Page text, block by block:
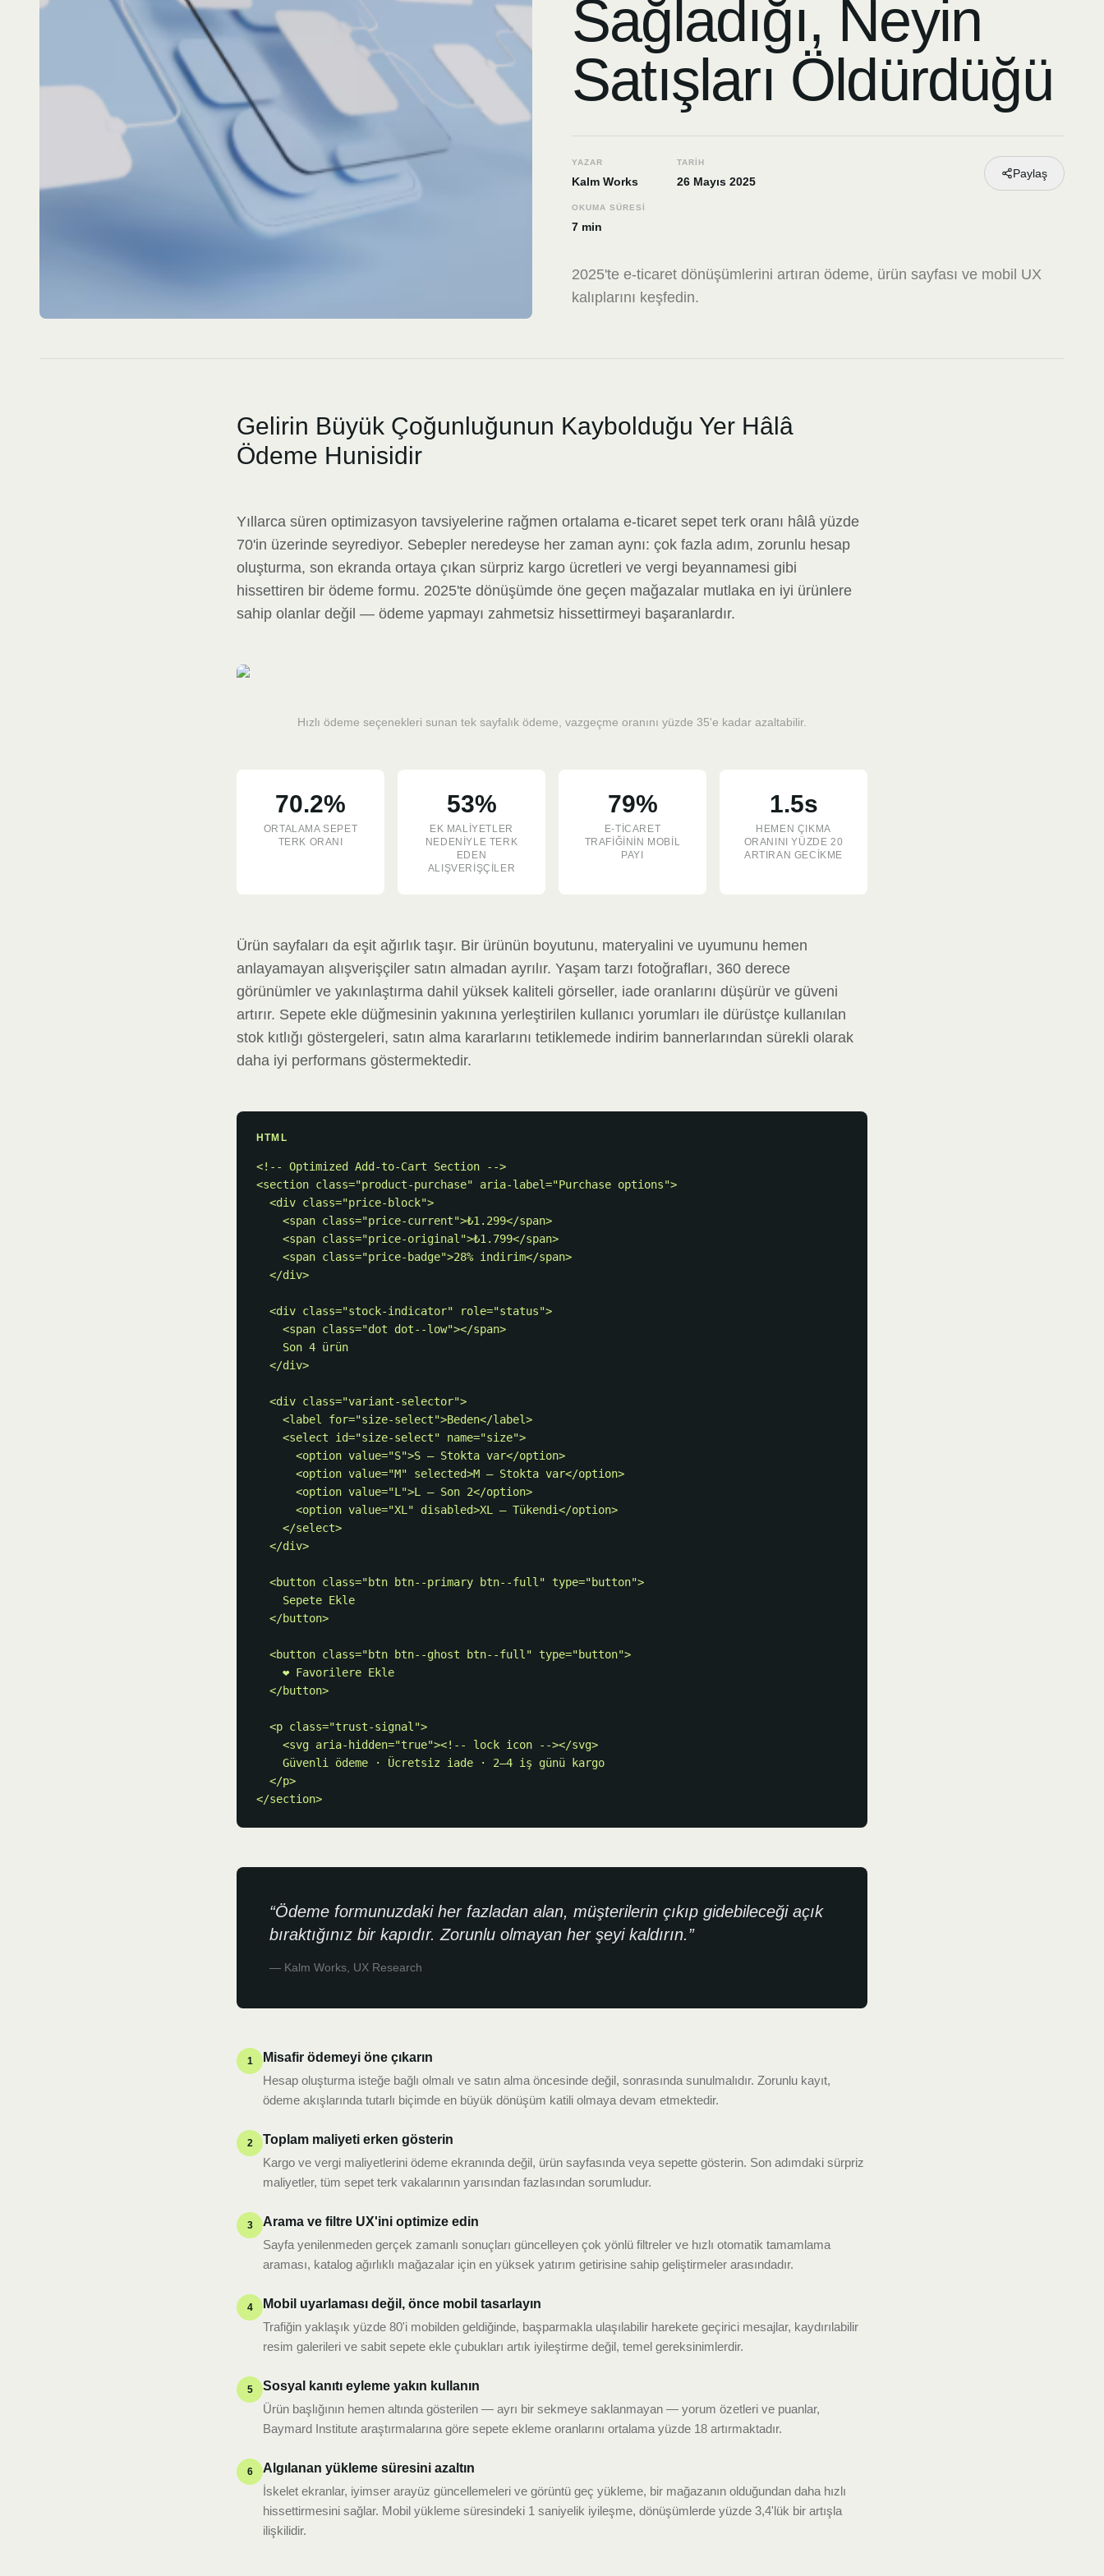
Sağladığı, Neyin
Satışları Öldürdüğü
YAZAR
Kalm Works
TARIH
26 Mayıs 2025
OKUMA SÜRESI
7 min
Paylaş
2025'te e-ticaret dönüşümlerini artıran ödeme, ürün sayfası ve mobil UX
kalıplarını keşfedin.
Gelirin Büyük Çoğunluğunun Kaybolduğu Yer Hâlâ
Ödeme Hunisidir
Yıllarca süren optimizasyon tavsiyelerine rağmen ortalama e-ticaret sepet terk oranı hâlâ yüzde
70'in üzerinde seyrediyor. Sebepler neredeyse her zaman aynı: çok fazla adım, zorunlu hesap
oluşturma, son ekranda ortaya çıkan sürpriz kargo ücretleri ve vergi beyannamesi gibi
hissettiren bir ödeme formu. 2025'te dönüşümde öne geçen mağazalar mutlaka en iyi ürünlere
sahip olanlar değil — ödeme yapmayı zahmetsiz hissettirmeyi başaranlardır.
Hızlı ödeme seçenekleri sunan tek sayfalık ödeme, vazgeçme oranını yüzde 35'e kadar azaltabilir.
70.2%
ORTALAMA SEPET
TERK ORANI
53%
EK MALIYETLER
NEDENIYLE TERK
EDEN
ALIŞVERIŞÇILER
79%
E-TICARET
TRAFIĞININ MOBIL
PAYI
1.5s
HEMEN ÇIKMA
ORANINI YÜZDE 20
ARTIRAN GECIKME
Ürün sayfaları da eşit ağırlık taşır. Bir ürünün boyutunu, materyalini ve uyumunu hemen
anlayamayan alışverişçiler satın almadan ayrılır. Yaşam tarzı fotoğrafları, 360 derece
görünümler ve yakınlaştırma dahil yüksek kaliteli görseller, iade oranlarını düşürür ve güveni
artırır. Sepete ekle düğmesinin yakınına yerleştirilen kullanıcı yorumları ile dürüstçe kullanılan
stok kıtlığı göstergeleri, satın alma kararlarını tetiklemede indirim bannerlarından sürekli olarak
daha iyi performans göstermektedir.
HTML
<!-- Optimized Add-to-Cart Section -->
<section class="product-purchase" aria-label="Purchase options">
</section>
“Ödeme formunuzdaki her fazladan alan, müşterilerin çıkıp gidebileceği açık
bıraktığınız bir kapıdır. Zorunlu olmayan her şeyi kaldırın.”
— Kalm Works, UX Research
1
Misafir ödemeyi öne çıkarın
Hesap oluşturma isteğe bağlı olmalı ve satın alma öncesinde değil, sonrasında sunulmalıdır. Zorunlu kayıt,
ödeme akışlarında tutarlı biçimde en büyük dönüşüm katili olmaya devam etmektedir.
2
Toplam maliyeti erken gösterin
Kargo ve vergi maliyetlerini ödeme ekranında değil, ürün sayfasında veya sepette gösterin. Son adımdaki sürpriz
maliyetler, tüm sepet terk vakalarının yarısından fazlasından sorumludur.
3
Arama ve filtre UX'ini optimize edin
Sayfa yenilenmeden gerçek zamanlı sonuçları güncelleyen çok yönlü filtreler ve hızlı otomatik tamamlama
araması, katalog ağırlıklı mağazalar için en yüksek yatırım getirisine sahip geliştirmeler arasındadır.
4
Mobil uyarlaması değil, önce mobil tasarlayın
Trafiğin yaklaşık yüzde 80'i mobilden geldiğinde, başparmakla ulaşılabilir harekete geçirici mesajlar, kaydırılabilir
resim galerileri ve sabit sepete ekle çubukları artık iyileştirme değil, temel gereksinimlerdir.
5
Sosyal kanıtı eyleme yakın kullanın
Ürün başlığının hemen altında gösterilen — ayrı bir sekmeye saklanmayan — yorum özetleri ve puanlar,
Baymard Institute araştırmalarına göre sepete ekleme oranlarını ortalama yüzde 18 artırmaktadır.
6
Algılanan yükleme süresini azaltın
İskelet ekranlar, iyimser arayüz güncellemeleri ve görüntü geç yükleme, bir mağazanın olduğundan daha hızlı
hissettirmesini sağlar. Mobil yükleme süresindeki 1 saniyelik iyileşme, dönüşümlerde yüzde 3,4'lük bir artışla
ilişkilidir.